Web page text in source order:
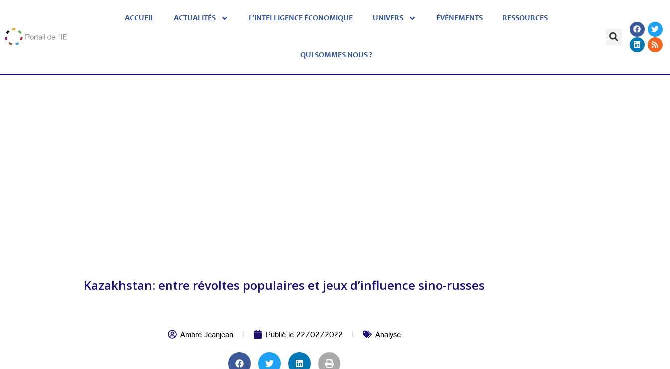
ACCUEIL ACTUALITÉS L’INTELLIGENCE ÉCONOMIQUE UNIVERS ÉVÈNEMENTS RESSOURCES
QUI SOMMES NOUS ?
Kazakhstan: entre révoltes populaires et jeux d’influence sino-russes
Ambre Jeanjean Publié le22/02/2022 Analyse